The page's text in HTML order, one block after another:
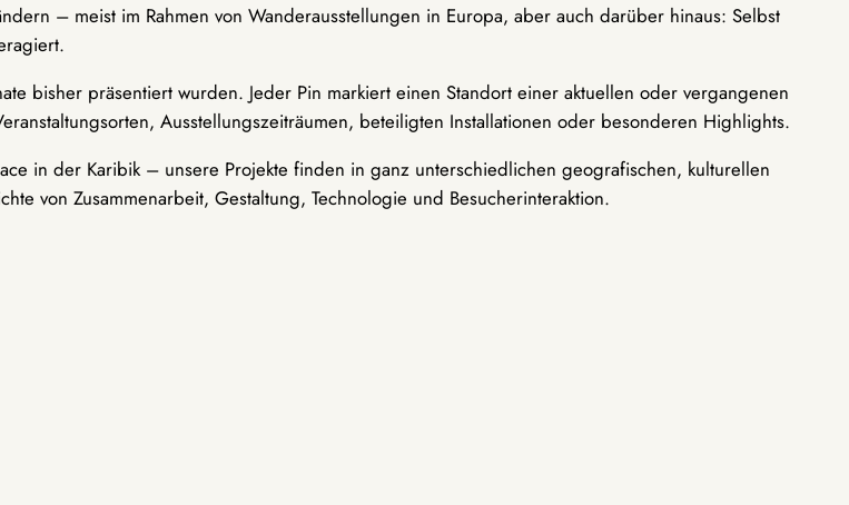
– meist im Rahmen von Wanderausstellungen in Europa, aber auch darüber hinaus: Selbst
bisher präsentiert wurden. Jeder Pin markiert einen Standort einer aktuellen oder vergangenen
Ausstellungszeiträumen, beteiligten Installationen oder besonderen Highlights.
in der Karibik – unsere Projekte finden in ganz unterschiedlichen geografischen, kulturellen
von Zusammenarbeit, Gestaltung, Technologie und Besucherinteraktion.